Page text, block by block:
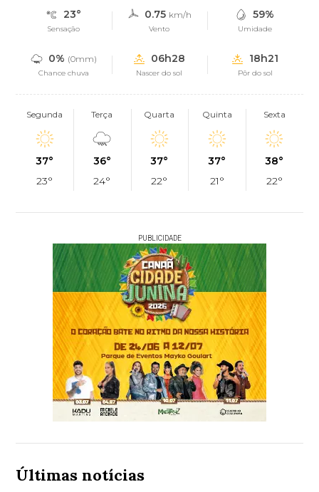
23°
Sensação
0.75 km/h
Vento
59%
Umidade
0% (0mm)
Chance chuva
06h28
Nascer do sol
18h21
Pôr do sol
Segunda
37°
23°
Terça
36°
24°
Quarta
37°
22°
Quinta
37°
21°
Sexta
38°
22°
PUBLICIDADE
Últimas notícias